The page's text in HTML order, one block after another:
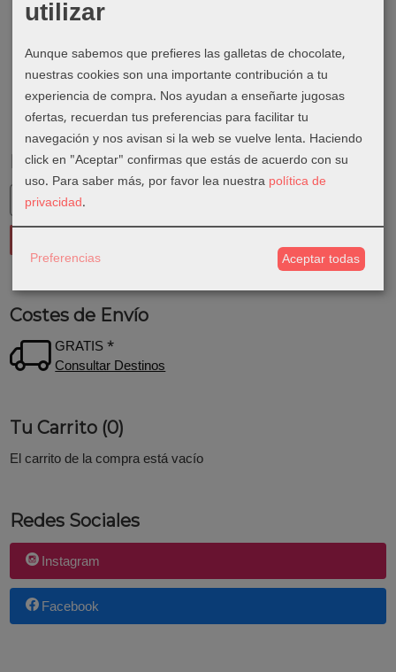
Marcas
Costes de Envío
GRATIS *
Consultar Destinos
Tu Carrito (0)
El carrito de la compra está vacío
Redes Sociales
Instagram
Facebook
utilizar
Aunque sabemos que prefieres las galletas de chocolate,
nuestras cookies son una importante contribución a tu
experiencia de compra. Nos ayudan a enseñarte jugosas
ofertas, recuerdan tus preferencias para facilitar tu
navegación y nos avisan si la web se vuelve lenta. Haciendo
click en "Aceptar" confirmas que estás de acuerdo con su
uso. Para saber más, por favor lea nuestra política de
privacidad.
Preferencias Aceptar todas